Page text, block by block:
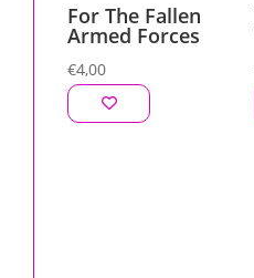
For The Fallen
Armed Forces
€4,00